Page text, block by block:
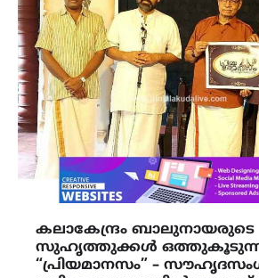
കലാകേന്ദ്രം ബാലുനായരുടെ
സുഹൃത്തുക്കൾ
“പ്രിയമാനസം” –